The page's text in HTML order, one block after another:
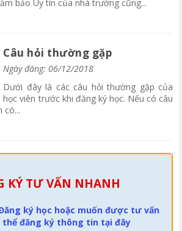
bảo Uy tín của nhà trường cũng...
Câu hỏi thường gặp
Ngày đăng: 06/12/2018
Dưới đây là các câu hỏi thường gặp của
học viên trước khi đăng ký học. Nếu có câu
có...
KÝ TƯ VẤN NHANH
ký học hoặc muốn được tư vấn
thể đăng ký thông tin tại đây